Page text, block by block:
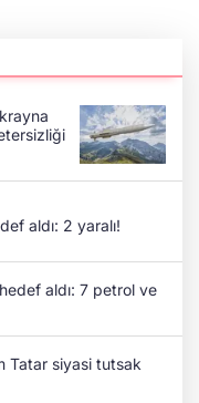
aldı: 2 yaralı!
aldı: 7 petrol ve
Tatar siyasi tutsak